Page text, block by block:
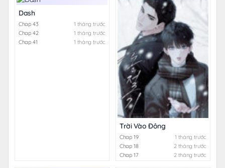
Dash
Chap 43
1 tháng trước
Chap 42
1 tháng trước
Chap 41
1 tháng trước
Trời Vào Đông
Chap 19
1 tháng trước
Chap 18
2 tháng trước
Chap 17
2 tháng trước